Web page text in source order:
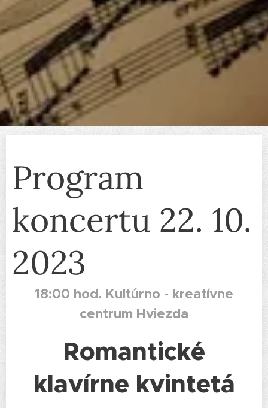
Program
koncertu 22. 10.
2023
18:00 hod. Kultúrno - kreatívne
centrum Hviezda
Romantické
klavírne kvintetá